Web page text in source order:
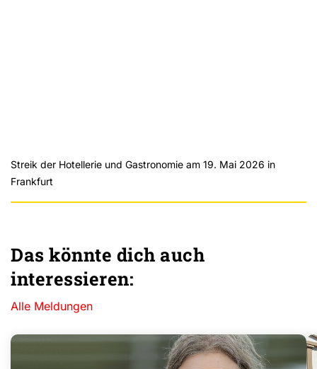
Używamy YouTube do osadzania filmów na naszej stronie
Streik der Hotellerie und Gastronomie am 19. Mai 2026 in
Frankfurt
Das könnte dich auch
interessieren:
Alle Meldungen